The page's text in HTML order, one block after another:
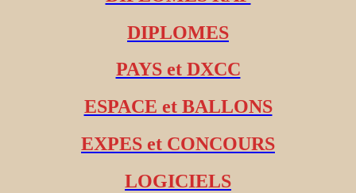
DIPLOMES
PAYS et DXCC
ESPACE et BALLONS
EXPES et CONCOURS
LOGICIELS